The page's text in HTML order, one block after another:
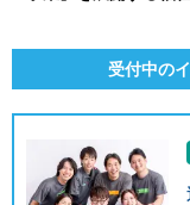
受付中の